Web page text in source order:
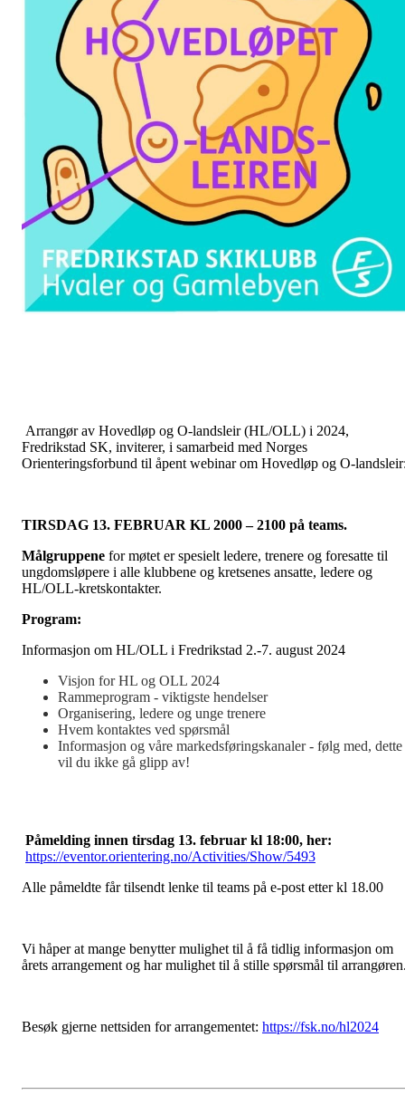
Arrangør av Hovedløp og O-landsleir (HL/OLL) i 2024,
Fredrikstad SK, inviterer, i samarbeid med Norges
Orienteringsforbund til åpent webinar om Hovedløp og O-
TIRSDAG 13. FEBRUAR KL 2000 – 2100 på teams.
Målgruppene for møtet er spesielt ledere, trenere og foresatte til
ungdomsløpere i alle klubbene og kretsenes ansatte, ledere og
HL/OLL-kretskontakter.
Program:
Informasjon om HL/OLL i Fredrikstad 2.-7. august 2024
Visjon for HL og OLL 2024
Rammeprogram - viktigste hendelser
Organisering, ledere og unge trenere
Hvem kontaktes ved spørsmål
Informasjon og våre markedsføringskanaler - følg med, dette
vil du ikke gå glipp av!
Påmelding innen tirsdag 13. februar kl 18:00, her:
https://eventor.orientering.no/Activities/Show/5493
Alle påmeldte får tilsendt lenke til teams på e-post etter kl 18.00
Vi håper at mange benytter mulighet til å få tidlig informasjon om
årets arrangement og har mulighet til å stille spørsmål til
Besøk gjerne nettsiden for arrangementet: https://fsk.no/hl2024